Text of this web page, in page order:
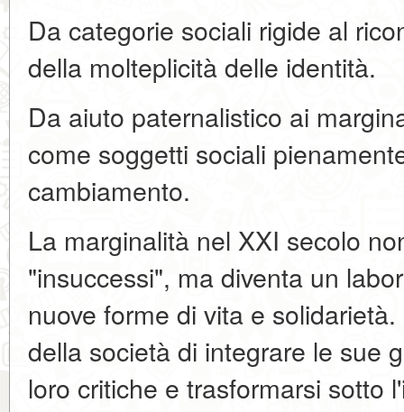
Da categorie sociali rigide al
della molteplicità delle identità.
Da aiuto paternalistico ai
come soggetti sociali
cambiamento.
La marginalità nel XXI secolo
"insuccessi", ma diventa un
nuove forme di vita e
della società di integrare le sue
loro critiche e trasformarsi sotto